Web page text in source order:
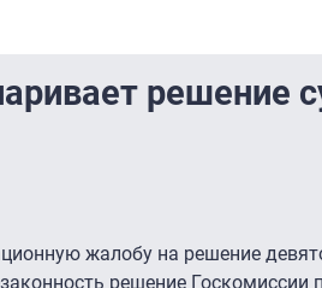
решение
жалобу на решение
решение